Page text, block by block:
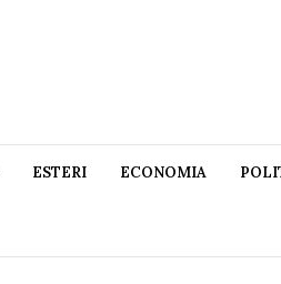
ESTERI ECONOMIA